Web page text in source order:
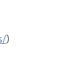
）